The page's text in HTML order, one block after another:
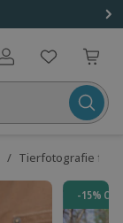
Benutzerkonto
/ Tierfotografie für
-15%